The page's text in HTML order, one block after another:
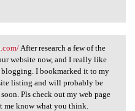
After
After research a few of the
website now, and I really like
I bookmarked it to my
listing and will probably be
Pls check out my web page
me know what you think.